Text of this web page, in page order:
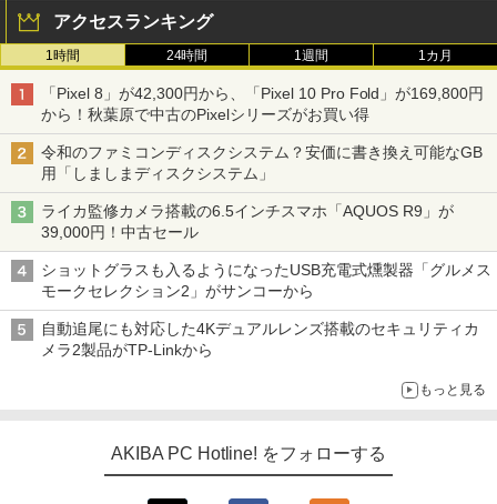
アクセスランキング
1時間 24時間 1週間 1カ月
「Pixel 8」が42,300円から、「Pixel 10 Pro Fold」が169,800円
から！秋葉原で中古のPixelシリーズがお買い得
令和のファミコンディスクシステム？安価に書き換え可能なGB
用「しましまディスクシステム」
ライカ監修カメラ搭載の6.5インチスマホ「AQUOS R9」が
39,000円！中古セール
ショットグラスも入るようになったUSB充電式燻製器「グルメス
モークセレクション2」がサンコーから
自動追尾にも対応した4Kデュアルレンズ搭載のセキュリティカ
メラ2製品がTP-Linkから
もっと見る
AKIBA PC Hotline! をフォローする